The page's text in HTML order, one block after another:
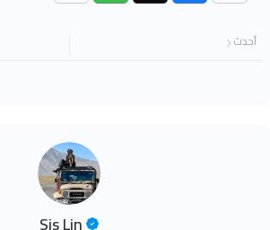
أحدث
Sis Lin